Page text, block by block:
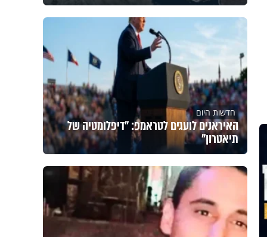
חדשות היום
האיראנים לועגים לטראמפ: "דיפלומטיה של
תיאטרון"